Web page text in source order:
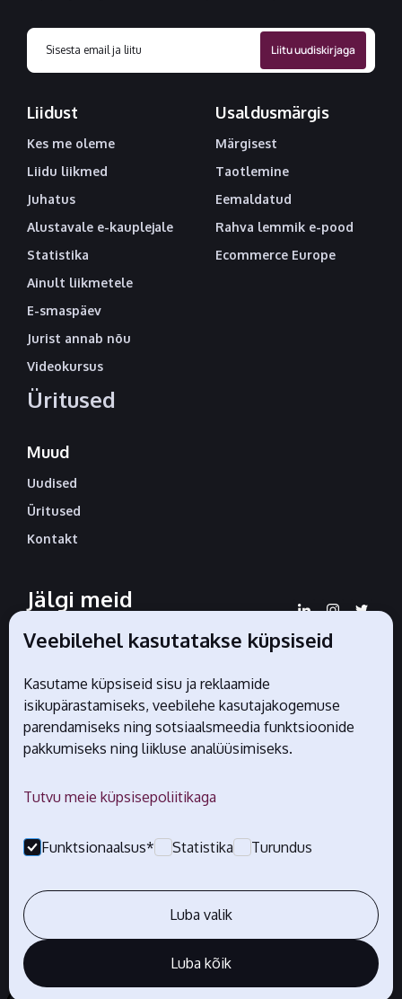
Liidust
Kes me oleme
Liidu liikmed
Juhatus
Alustavale e-kauplejale
Statistika
Ainult liikmetele
E-smaspäev
Jurist annab nõu
Videokursus
Üritused
Usaldusmärgis
Märgisest
Taotlemine
Eemaldatud
Rahva lemmik e-pood
Ecommerce Europe
Muud
Uudised
Üritused
Kontakt
Jälgi meid
sotsiaalmeedias
Liidu ametlikud partnerid
Veebilehel kasutatakse küpsiseid
Kasutame küpsiseid sisu ja reklaamide
isikupärastamiseks, veebilehe kasutajakogemuse
parendamiseks ning sotsiaalsmeedia funktsioonide
pakkumiseks ning liikluse analüüsimiseks.
Tutvu meie küpsisepoliitikaga
Funktsionaalsus* Statistika Turundus
Luba valik
Luba kõik